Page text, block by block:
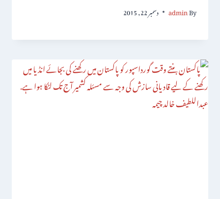
By
admin دسمبر 22, 2015